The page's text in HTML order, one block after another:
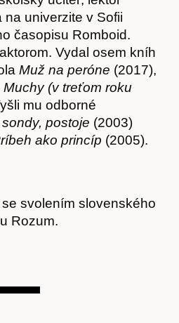
univerzite v Sofii
časopisu Romboid.
Vydal osem kníh
Muž na peróne (2017),
Muchy (v treťom roku
mu odborné
postoje (2003)
ako princíp (2005).
svolením slovenského
Rozum.